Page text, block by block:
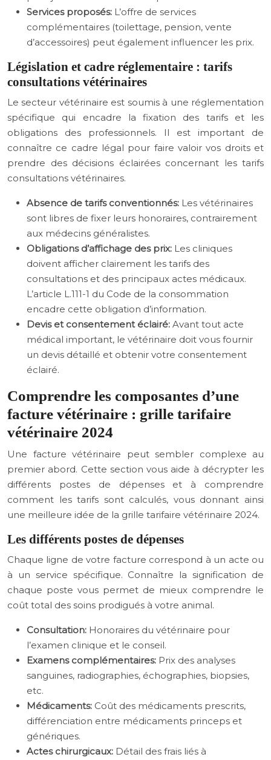
Services proposés: L’offre de services
complémentaires (toilettage, pension, vente
d’accessoires) peut également influencer les prix.
Législation et cadre réglementaire : tarifs
consultations vétérinaires
Le secteur vétérinaire est soumis à une réglementation
spécifique qui encadre la fixation des tarifs et les
obligations des professionnels. Il est important de
connaître ce cadre légal pour faire valoir vos droits et
prendre des décisions éclairées concernant les tarifs
consultations vétérinaires.
Absence de tarifs conventionnés: Les vétérinaires
sont libres de fixer leurs honoraires, contrairement
aux médecins généralistes.
Obligations d’affichage des prix: Les cliniques
doivent afficher clairement les tarifs des
consultations et des principaux actes médicaux.
L’article L.111-1 du Code de la consommation
encadre cette obligation d’information.
Devis et consentement éclairé: Avant tout acte
médical important, le vétérinaire doit vous fournir
un devis détaillé et obtenir votre consentement
éclairé.
Comprendre les composantes d’une
facture vétérinaire : grille tarifaire
vétérinaire 2024
Une facture vétérinaire peut sembler complexe au
premier abord. Cette section vous aide à décrypter les
différents postes de dépenses et à comprendre
comment les tarifs sont calculés, vous donnant ainsi
une meilleure idée de la grille tarifaire vétérinaire 2024.
Les différents postes de dépenses
Chaque ligne de votre facture correspond à un acte ou
à un service spécifique. Connaître la signification de
chaque poste vous permet de mieux comprendre le
coût total des soins prodigués à votre animal.
Consultation: Honoraires du vétérinaire pour
l’examen clinique et le conseil.
Examens complémentaires: Prix des analyses
sanguines, radiographies, échographies, biopsies,
etc.
Médicaments: Coût des médicaments prescrits,
différenciation entre médicaments princeps et
génériques.
Actes chirurgicaux: Détail des frais liés à